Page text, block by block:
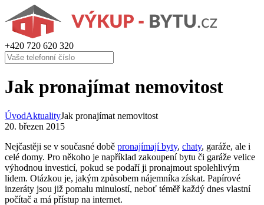
+420 720 620 320
Jak pronajímat nemovitost
ÚvodAktualityJak pronajímat nemovitost
20. březen 2015
Nejčastěji se v současné době pronajímají byty, chaty, garáže, ale i
celé domy. Pro někoho je například zakoupení bytu či garáže velice
výhodnou investicí, pokud se podaří ji pronajmout spolehlivým
lidem. Otázkou je, jakým způsobem nájemníka získat. Papírové
inzeráty jsou již pomalu minulostí, neboť téměř každý dnes vlastní
počítač a má přístup na internet.